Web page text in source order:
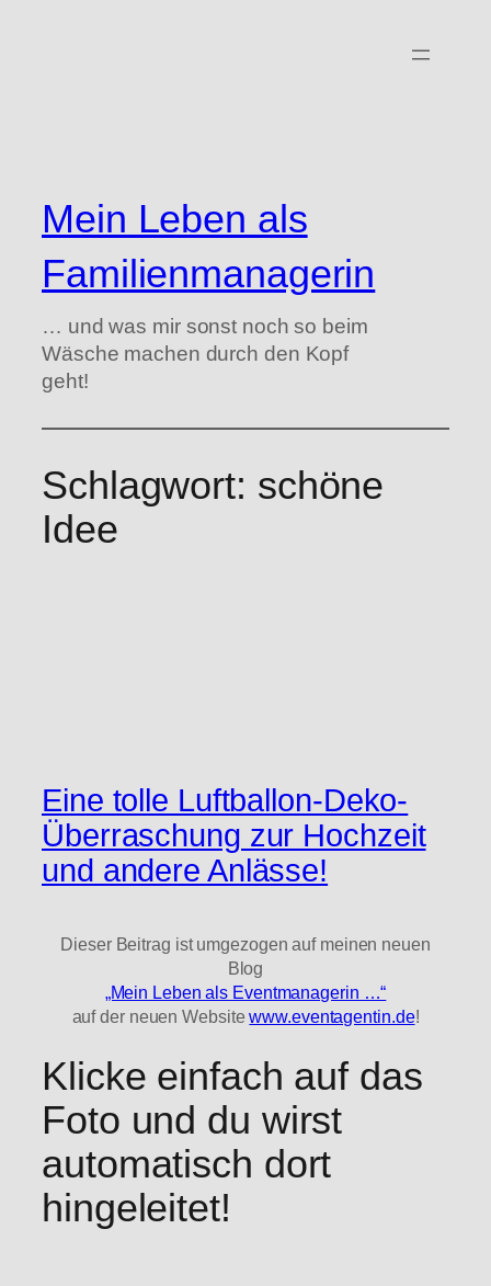
Mein Leben als
Familienmanagerin
… und was mir sonst noch so beim
Wäsche machen durch den Kopf
geht!
Schlagwort: schöne
Idee
Eine tolle Luftballon-Deko-
Überraschung zur Hochzeit
und andere Anlässe!
Dieser Beitrag ist umgezogen auf meinen neuen
Blog
„Mein Leben als Eventmanagerin …“
auf der neuen Websitewww.eventagentin.de!
Klicke einfach auf das
Foto und du wirst
automatisch dort
hingeleitet!